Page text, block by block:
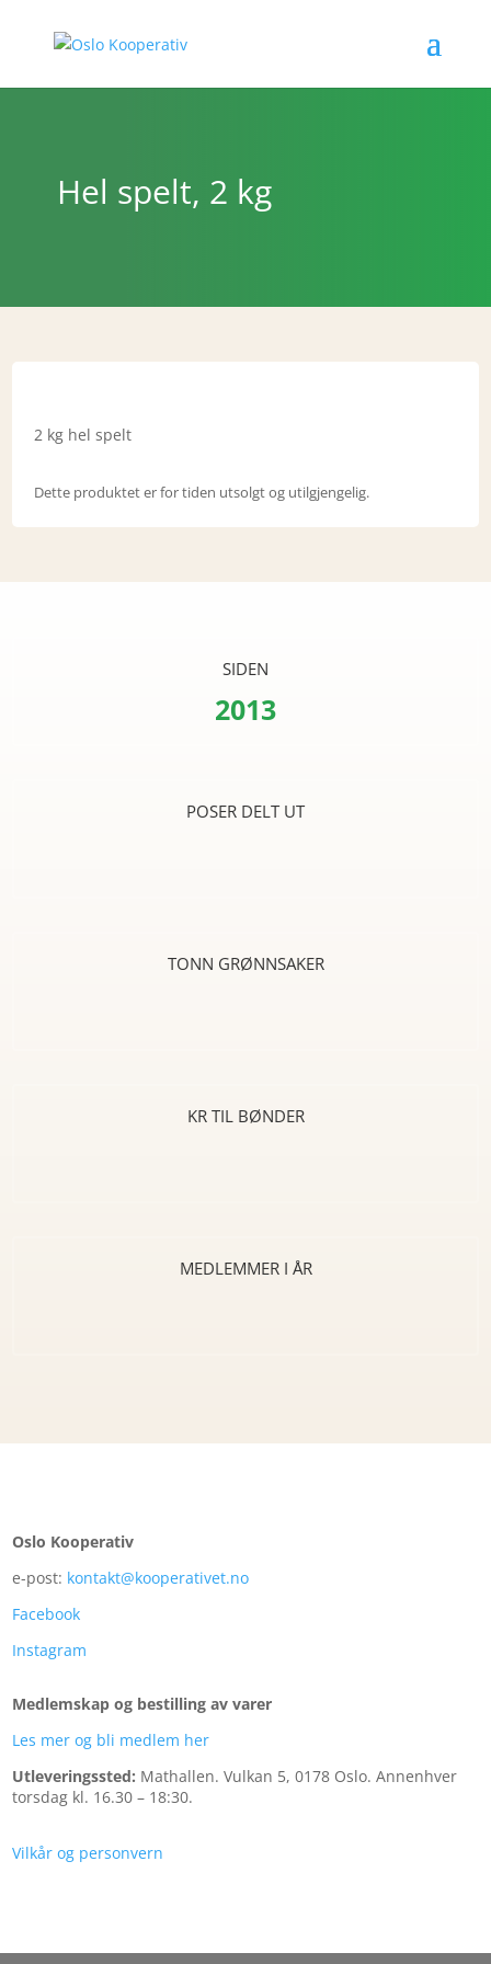
Hel spelt, 2 kg
2 kg hel spelt
Dette produktet er for tiden utsolgt og utilgjengelig.
SIDEN
2013
POSER DELT UT
TONN GRØNNSAKER
KR TIL BØNDER
MEDLEMMER I ÅR
Oslo Kooperativ
e-post: kontakt@kooperativet.no
Facebook
Instagram
Medlemskap og bestilling av varer
Les mer og bli medlem her
Utleveringssted: Mathallen.Vulkan 5, 0178 Oslo. Annenhver
torsdag kl. 16.30 – 18:30.
Vilkår og personvern